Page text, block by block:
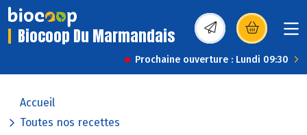
Biocoop Du Marmandais (s’ouvre dans une
Prochaine ouverture : Lundi 09:30
Accueil
Toutes nos recettes